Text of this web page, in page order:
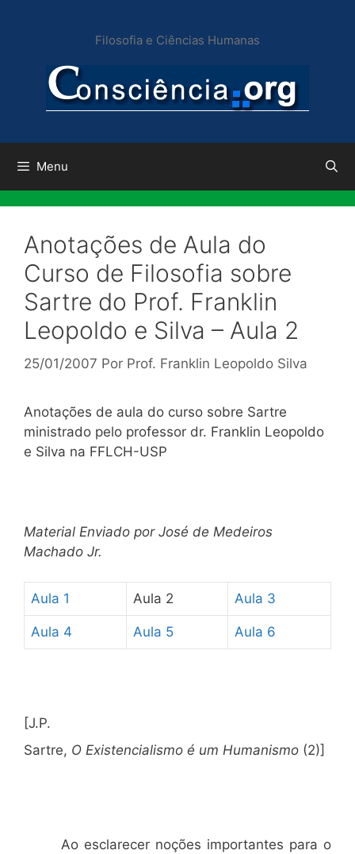
conteúdo
Filosofia e Ciências Humanas
Menu
Anotações de Aula do
Curso de Filosofia sobre
Sartre do Prof. Franklin
Leopoldo e Silva – Aula 2
25/01/2007 Por Prof. Franklin Leopoldo Silva
Anotações de aula do curso sobre Sartre
ministrado pelo professor dr. Franklin Leopoldo
e Silva na FFLCH-USP
Material Enviado por José de Medeiros
Machado Jr.
Aula 1 Aula 2 Aula 3
Aula 4 Aula 5 Aula 6
[J.P.
Sartre, O Existencialismo é um Humanismo (2)]
Ao esclarecer noções importantes para o